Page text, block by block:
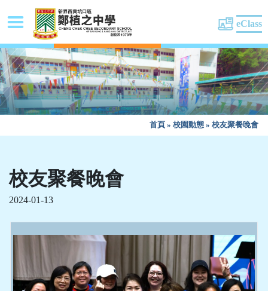
eClass
首頁 » 校園動態 » 校友聚餐晚會
校友聚餐晚會
2024-01-13